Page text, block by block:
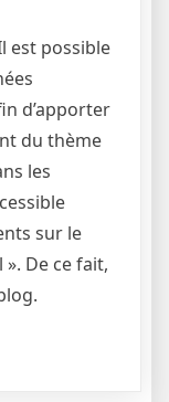
est possible
d’apporter
du thème
les
sur le
De ce fait,